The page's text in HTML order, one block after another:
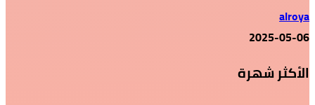
alroya
2025-05-06
الأكثر شهرة